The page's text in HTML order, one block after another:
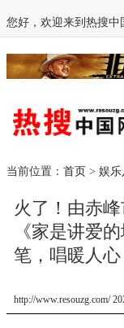
您好，欢迎来到热搜中
当前位置： 首页 > 娱乐
火了！由赤
《家是讲爱
笔，唱暖人心
http://www.resouzg.com/